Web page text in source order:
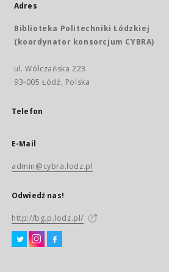
Adres
Biblioteka Politechniki Łódzkiej
(koordynator konsorcjum CYBRA)
ul. Wólczańska 223
93-005 Łódź, Polska
Telefon
E-Mail
admin@cybra.lodz.pl
Odwiedź nas!
http://bg.p.lodz.pl/